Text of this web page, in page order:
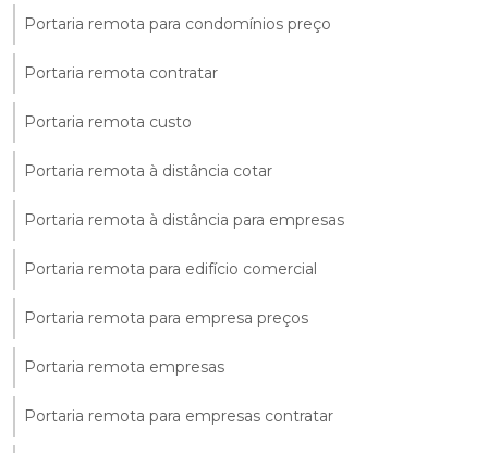
Portaria remota para condomínios preço
Portaria remota contratar
Portaria remota custo
Portaria remota à distância cotar
Portaria remota à distância para empresas
Portaria remota para edifício comercial
Portaria remota para empresa preços
Portaria remota empresas
Portaria remota para empresas contratar